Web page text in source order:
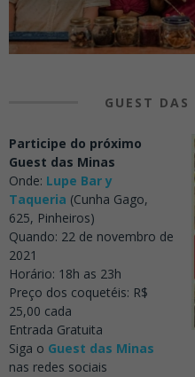
GUEST
Participe do próximo
Guest das Minas
Onde: Lupe Bar y
Taqueria (Cunha Gago,
625, Pinheiros)
Quando: 22 de novembro de
2021
Horário: 18h as 23h
Preço dos coquetéis: R$
25,00 cada
Entrada Gratuita
Siga o Guest das Minas
nas redes sociais